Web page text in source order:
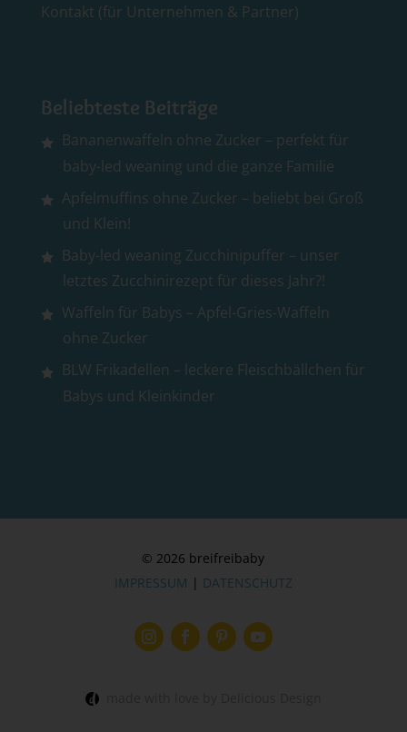
Kontakt (für Unternehmen & Partner)
Beliebteste Beiträge
Bananenwaffeln ohne Zucker – perfekt für
baby-led weaning und die ganze Familie
Apfelmuffins ohne Zucker – beliebt bei Groß
und Klein!
Baby-led weaning Zucchinipuffer – unser
letztes Zucchinirezept für dieses Jahr?!
Waffeln für Babys – Apfel-Gries-Waffeln
ohne Zucker
BLW Frikadellen – leckere Fleischbällchen für
Babys und Kleinkinder
© 2026 breifreibaby
IMPRESSUM | DATENSCHUTZ
made with love by Delicious Design